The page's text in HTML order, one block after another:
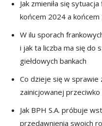
Jak zmieniła się
końcem 2024 a końcem
W ilu sporach
i jak ta liczba ma się do
giełdowych bankach
Co dzieje się w
zainicjowanej
Jak BPH S.A. próbuje
przedawnienia swoich